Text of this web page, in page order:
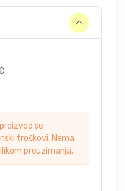
se
troškovi. Nema
preuzimanja.